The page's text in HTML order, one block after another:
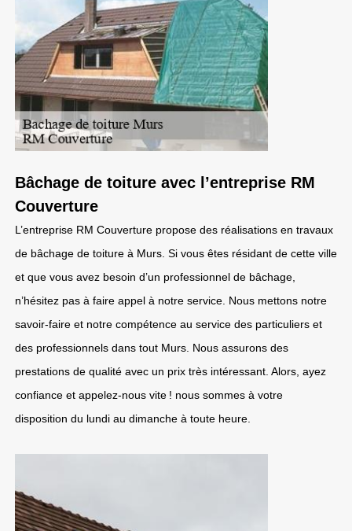
Bâchage de toiture avec l’entreprise RM
Couverture
L’entreprise RM Couverture propose des réalisations en travaux
de bâchage de toiture à Murs. Si vous êtes résidant de cette ville
et que vous avez besoin d’un professionnel de bâchage,
n’hésitez pas à faire appel à notre service. Nous mettons notre
savoir-faire et notre compétence au service des particuliers et
des professionnels dans tout Murs. Nous assurons des
prestations de qualité avec un prix très intéressant. Alors, ayez
confiance et appelez-nous vite ! nous sommes à votre
disposition du lundi au dimanche à toute heure.